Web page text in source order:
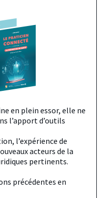
en plein essor, elle ne
l’apport d’outils
l’expérience de
acteurs de la
pertinents.
précédentes en